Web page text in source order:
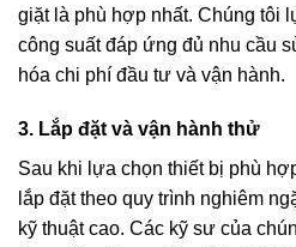
giặt là phù hợp nhất. Chúng tôi
công suất đáp ứng đủ nhu cầu
hóa chi phí đầu tư và vận hành.
3. Lắp đặt và vận hành thử
Sau khi lựa chọn thiết bị phù
lắp đặt theo quy trình nghiêm
kỹ thuật cao. Các kỹ sư của